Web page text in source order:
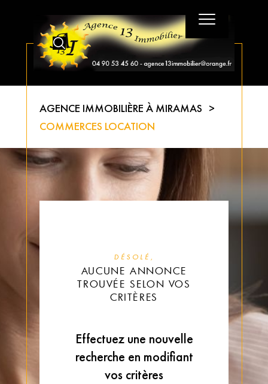
AGENCE IMMOBILIÈRE À MIRAMAS
COMMERCES LOCATION
DÉSOLÉ,
AUCUNE ANNONCE
TROUVÉE SELON VOS
CRITÈRES
Effectuez une nouvelle
recherche en modifiant
vos critères